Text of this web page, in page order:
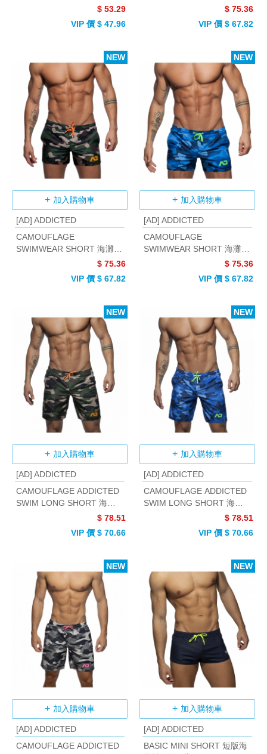
$ 53.29
VIP 價 $ 47.96
$ 75.36
VIP 價 $ 67.82
加入購物車
[AD] ADDICTED
CAMOUFLAGE
SWIMWEAR SHORT 海灘褲
$ 75.36
VIP 價 $ 67.82
NEW
加入購物車
[AD] ADDICTED
CAMOUFLAGE
SWIMWEAR SHORT 海灘褲
$ 75.36
VIP 價 $ 67.82
NEW
加入購物車
[AD] ADDICTED
CAMOUFLAGE ADDICTED
SWIM LONG SHORT 海灘
$ 78.51
VIP 價 $ 70.66
NEW
加入購物車
[AD] ADDICTED
CAMOUFLAGE ADDICTED
SWIM LONG SHORT 海灘
$ 78.51
VIP 價 $ 70.66
NEW
加入購物車
[AD] ADDICTED
CAMOUFLAGE ADDICTED
NEW
加入購物車
[AD] ADDICTED
BASIC MINI SHORT 短版海
NEW